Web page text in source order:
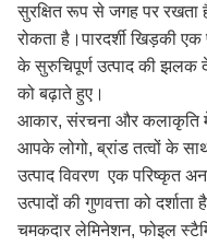
सुरक्षित रूप से जगह पर रखता
रोकता है।पारदर्शी खिड़की
के सुरुचिपूर्ण उत्पाद की झलक
को बढ़ाते हुए।
आकार, संरचना और कलाकृति
आपके लोगो, ब्रांड तत्वों के
उत्पाद विवरण ️ एक परिष्कृत
उत्पादों की गुणवत्ता को
चमकदार लेमिनेशन, फोइल